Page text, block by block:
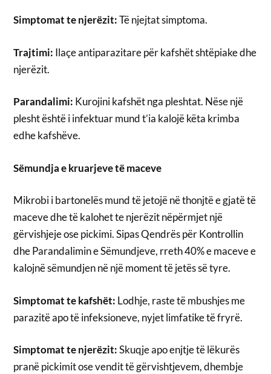
Simptomat te njerëzit:Të njejtat simptoma.
Trajtimi: Ilaçe antiparazitare për kafshët shtëpiake dhe
njerëzit.
Parandalimi: Kurojini kafshët nga pleshtat. Nëse një
plesht është i infektuar mund t’ia kalojë këta krimba
edhe kafshëve.
Sëmundja e kruarjeve të maceve
Mikrobi i bartonelës mund të jetojë në thonjtë e gjatë të
maceve dhe të kalohet te njerëzit nëpërmjet një
gërvishjeje ose pickimi. Sipas Qendrës për Kontrollin
dhe Parandalimin e Sëmundjeve, rreth 40% e maceve e
kalojnë sëmundjen në një moment të jetës së tyre.
Simptomat te kafshët: Lodhje, raste të mbushjes me
parazitë apo të infeksioneve, nyjet limfatike të fryrë.
Simptomat te njerëzit:Skuqje apo enjtje të lëkurës
pranë pickimit ose vendit të gërvishtjevem, dhembje